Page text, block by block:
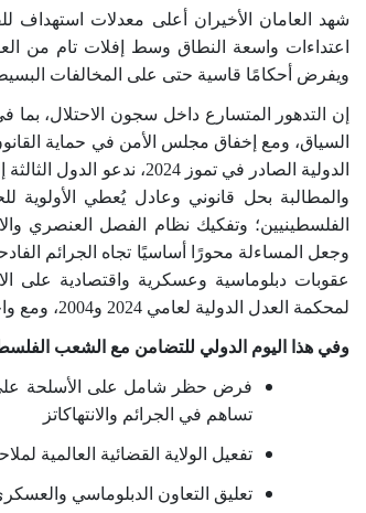
شهد العامان الأخيران أعلى معدلات استهداف
اعتداءات واسعة النطاق وسط إفلات تام من
ويفرض أحكامًا قاسية حتى على المخالفات
إن التدهور المتسارع داخل سجون الاحتلال، بما
السياق، ومع إخفاق مجلس الأمن في حماية
والمطالبة بحل قانوني وعادل يُعطي
الفلسطينيين؛ وتفكيك نظام الفصل العنصري
وجعل المساءلة محورًا أساسيًا تجاه الجرائم
عقوبات دبلوماسية وعسكرية واقتصادية على
لمحكمة العدل الدولية لعامي 2024 و2004، ومع واجباتها الدولية في حماية الشعب الفلسطيني وحقوقه، وفي مقدمتها حق تقرير المصير
وفي هذا اليوم الدولي للتضامن مع الشعب
فرض حظر شامل على الأسلحة على
تساهم في الجرائم والانتهاكاتز
تفعيل الولاية القضائية العالمية
تعليق التعاون الدبلوماسي